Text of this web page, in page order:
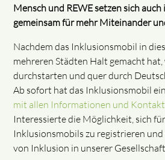
Mensch und REWE setzen sich
gemeinsam für mehr Miteinander
Nachdem das Inklusionsmobil in
mehreren Städten Halt gemacht
durchstarten und quer durch
Ab sofort hat das Inklusionsmobil
mit allen Informationen und
Interessierte die Möglichkeit, sich
Inklusionsmobils zu registrieren und
von Inklusion in unserer